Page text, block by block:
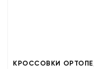
КРОССОВКИ